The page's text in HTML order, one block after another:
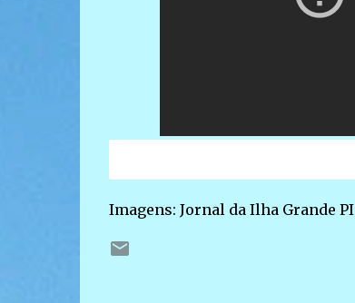
Imagens: Jornal da Ilha Grande PI